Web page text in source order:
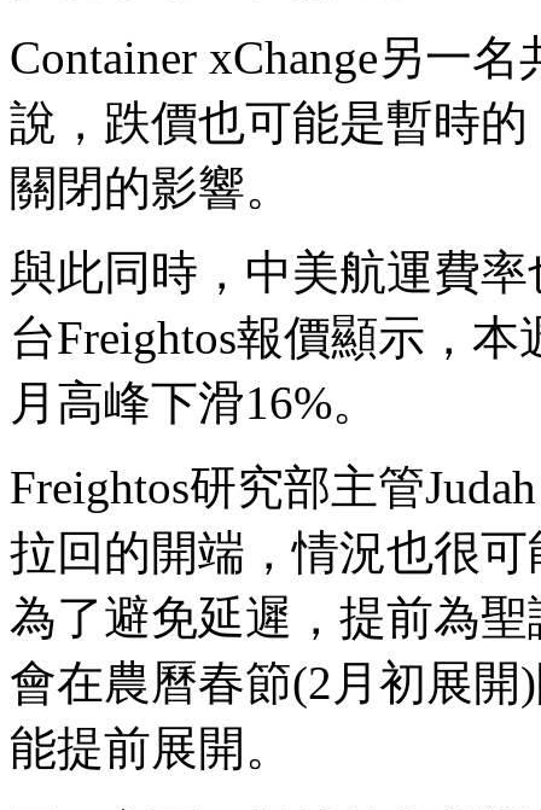
Container xChange另一
說，跌價也可能是暫時
關閉的影響。
與此同時，中美航運費
台Freightos報價顯示，
月高峰下滑16%。
Freightos研究部主管
拉回的開端，情況也很
為了避免延遲，提前為
會在農曆春節(2月初展
能提前展開。